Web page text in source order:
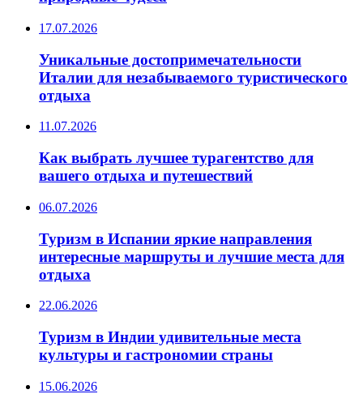
17.07.2026
Уникальные достопримечательности
Италии для незабываемого туристического
отдыха
11.07.2026
Как выбрать лучшее турагентство для
вашего отдыха и путешествий
06.07.2026
Туризм в Испании яркие направления
интересные маршруты и лучшие места для
отдыха
22.06.2026
Туризм в Индии удивительные места
культуры и гастрономии страны
15.06.2026